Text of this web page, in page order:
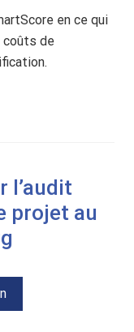
en ce qui
coûts de
l’audit
projet au